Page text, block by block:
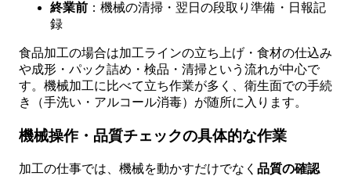
終業前 ：機械の清掃・翌日の段取り準備・日報記
録
食品加工の場合は加工ラインの立ち上げ・食材の仕込み
や成形・パック詰め・検品・清掃という流れが中心で
す。機械加工に比べて立ち作業が多く、衛生面での手続
き（手洗い・アルコール消毒）が随所に入ります。
機械操作・品質チェックの具体的な作業
加工の仕事では、機械を動かすだけでなく 品質の確認